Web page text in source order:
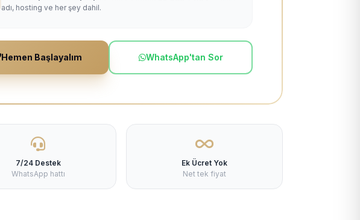
adı, hosting ve her şey dahil.
Hemen Başlayalım WhatsApp'tan Sor
7/24 Destek
WhatsApp hattı
Ek Ücret Yok
Net tek fiyat